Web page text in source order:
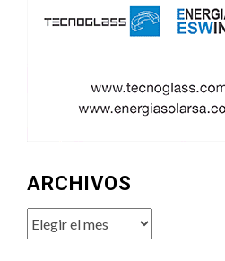
ARCHIVOS
Archivos